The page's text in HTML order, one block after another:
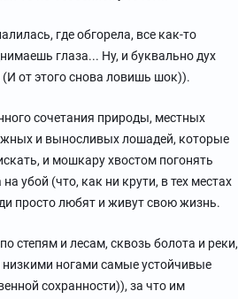
где обгорела, все как-то
глаза... Ну, и буквально дух
от этого снова ловишь шок)).
сочетания природы, местных
и выносливых лошадей, которые
и мошкару хвостом погонять
убой (что, как ни крути, в тех местах
просто любят и живут свою жизнь.
степям и лесам, сквозь болота и реки,
ногами самые устойчивые
сохранности)), за что им